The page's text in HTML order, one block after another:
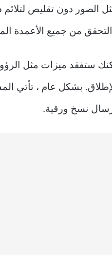
الصور دون تقليص
من جميع الأعمدة
ستفقد ميزات مثل
بشكل عام ، تأتي
نسخ ورقية.